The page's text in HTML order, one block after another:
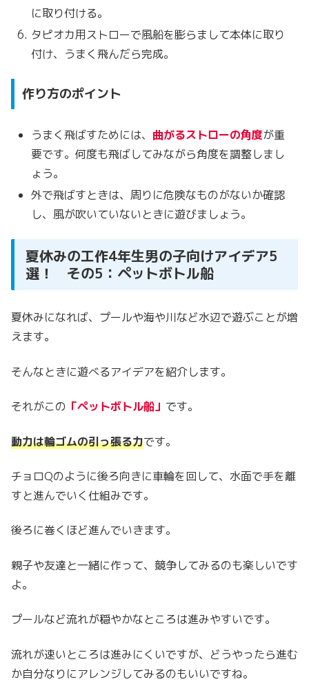
に取り付ける。
タピオカ用ストローで風船を膨らまして本体に取り
付け、うまく飛んだら完成。
作り方のポイント
うまく飛ばすためには、 曲がるストローの角度が重
要です。何度も飛ばしてみながら角度を調整しまし
ょう。
外で飛ばすときは、周りに危険なものがないか確認
し、風が吹いていないときに遊びましょう。
夏休みの工作4年生男の子向けアイデア5
選！ その5：ペットボトル船
夏休みになれば、プールや海や川など水辺で遊ぶことが増
えます。
そんなときに遊べるアイデアを紹介します。
それがこの 「ペットボトル船」 です。
動力は輪ゴムの引っ張る力です。
チョロQのように後ろ向きに車輪を回して、水面で手を離
すと進んでいく仕組みです。
後ろに巻くほど進んでいきます。
親子や友達と一緒に作って、競争してみるのも楽しいです
よ。
プールなど流れが穏やかなところは進みやすいです。
流れが速いところは進みにくいですが、どうやったら進む
か自分なりにアレンジしてみるのもいいですね。